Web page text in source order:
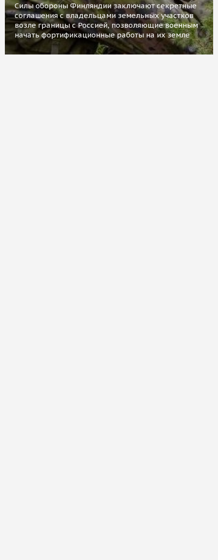
Силы обороны Финляндии заключают секретные
соглашения с владельцами земельных участков
возле границы с Россией, позволяющие военным
начать фортификационные работы на их земле